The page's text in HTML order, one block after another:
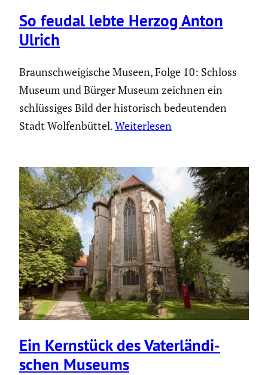
So feudal lebte Herzog Anton
Ulrich
Braunschweigische Museen, Folge 10: Schloss
Museum und Bürger Museum zeichnen ein
schlüssiges Bild der historisch bedeutenden
Stadt Wolfenbüttel.Weiterlesen
Ein Kernstück des Vater­län­di­
schen Museums